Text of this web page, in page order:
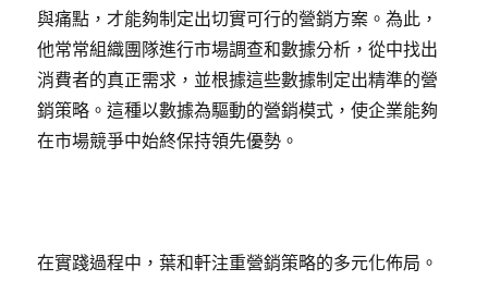
與痛點，才能夠制定出切實可行的營銷方案。為此，
他常常組織團隊進行市場調查和數據分析，從中找出
消費者的真正需求，並根據這些數據制定出精準的營
銷策略。這種以數據為驅動的營銷模式，使企業能夠
在市場競爭中始終保持領先優勢。
在實踐過程中，葉和軒注重營銷策略的多元化佈局。